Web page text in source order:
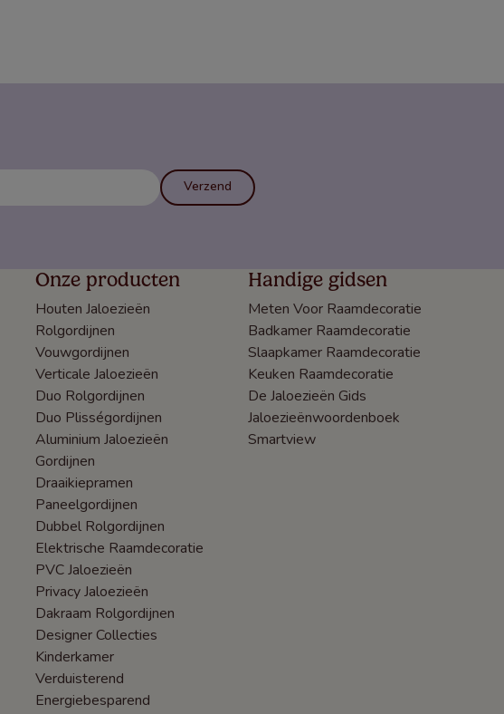
Verzend
Onze producten
Houten Jaloezieën
Rolgordijnen
Vouwgordijnen
Verticale Jaloezieën
Duo Rolgordijnen
Duo Plisségordijnen
Aluminium Jaloezieën
Gordijnen
Draaikiepramen
Paneelgordijnen
Dubbel Rolgordijnen
Elektrische Raamdecoratie
PVC Jaloezieën
Privacy Jaloezieën
Dakraam Rolgordijnen
Designer Collecties
Kinderkamer
Verduisterend
Energiebesparend
Handige gidsen
Meten Voor Raamdecoratie
Badkamer Raamdecoratie
Slaapkamer Raamdecoratie
Keuken Raamdecoratie
De Jaloezieën Gids
Jaloezieënwoordenboek
Smartview